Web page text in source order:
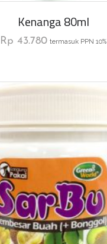
Kenanga 80ml
Rp 43.780 termasuk PPN 10%